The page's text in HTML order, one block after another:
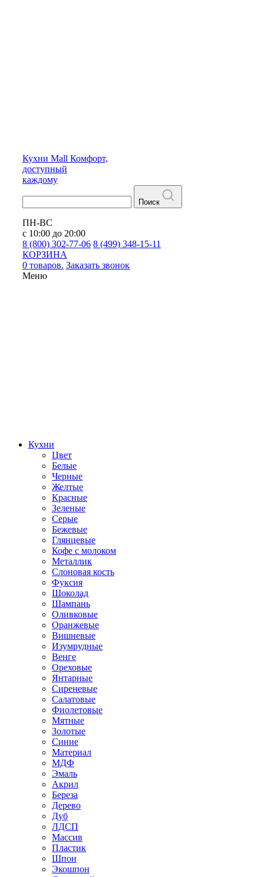
Кухни Mall Комфорт,
доступный
каждому
Поиск
ПН-ВС
с 10:00 до 20:00
8 (800) 302-77-06 8 (499) 348-15-11
КОРЗИНА
0 товаров. Заказать звонок
Меню
Кухни
Цвет
Белые
Черные
Желтые
Красные
Зеленые
Серые
Бежевые
Глянцевые
Кофе с молоком
Металлик
Слоновая кость
Фуксия
Шоколад
Шампань
Оливковые
Оранжевые
Вишневые
Изумрудные
Венге
Ореховые
Янтарные
Сиреневые
Салатовые
Фиолетовые
Мятные
Золотые
Синие
Материал
МДФ
Эмаль
Акрил
Береза
Дерево
Дуб
ЛДСП
Массив
Пластик
Шпон
Экошпон